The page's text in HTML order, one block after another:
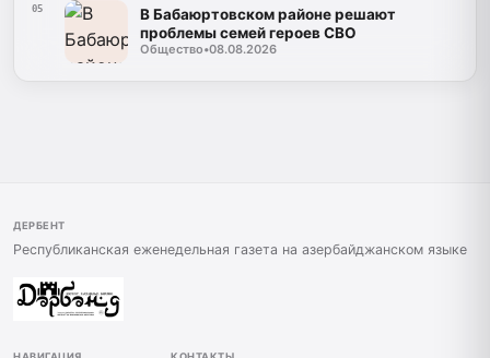
05
В Бабаюртовском районе решают
проблемы семей героев СВО
Общество•08.08.2026
ДЕРБЕНТ
Республиканская еженедельная газета на азербайджанском языке